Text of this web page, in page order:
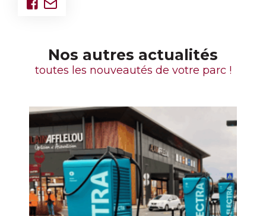
Nos autres actualités
toutes les nouveautés de votre parc !